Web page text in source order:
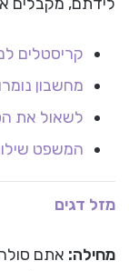
קריסטלים
מחשבון
לשאול את
המשפט
מזל דגים
מחילה: אתם